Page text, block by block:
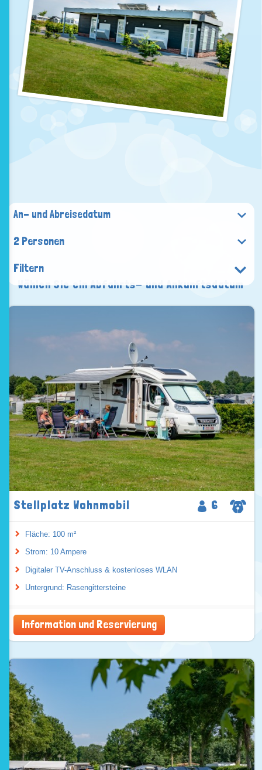
2 Personen
Filtern
Wählen Sie ein Abfahrts- und Ankunftsdatum
Stellplatz Wohnmobil 6
Fläche: 100 m²
Strom: 10 Ampere
Digitaler TV-Anschluss & kostenloses WLAN
Untergrund: Rasengittersteine
Information und Reservierung